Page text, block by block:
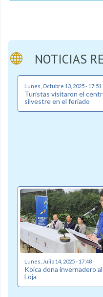
NOTICIAS
Lunes, Octubre 13, 2025 - 17:51
Turistas visitaron el
silvestre en el feriado
Lunes, Julio 14, 2025 - 17:48
Koica dona invernadero
Loja